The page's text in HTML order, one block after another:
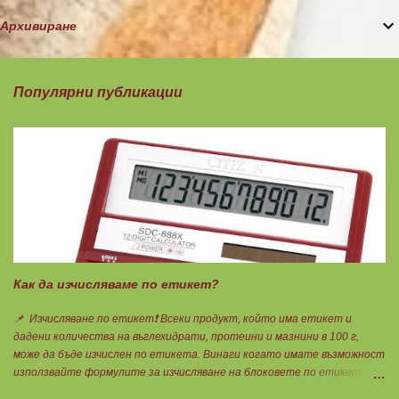
Архивиране
Популярни публикации
Как да изчисляваме по етикет?
📌 Изчисляване по етикет❗ Всеки продукт, който има етикет и
дадени количества на въглехидрати, протеини и мазнини в 100 г,
може да бъде изчислен по етикета. Винаги когато имате възможност
използвайте формулите за изчисляване на блоковете по етикет: